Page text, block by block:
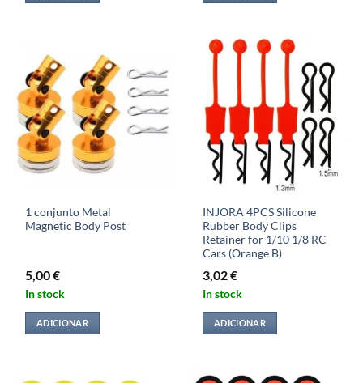
1 conjunto Metal
Magnetic Body Post
5,00€
In stock
ADICIONAR
INJORA 4PCS Silicone
Rubber Body Clips
Retainer for 1/10 1/8 RC
Cars (Orange B)
3,02€
In stock
ADICIONAR